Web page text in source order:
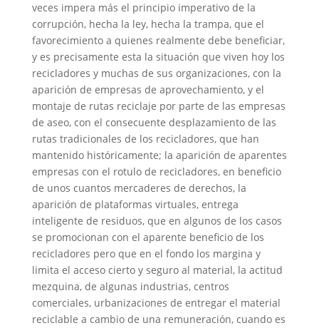
veces impera más el principio imperativo de la
corrupción, hecha la ley, hecha la trampa, que el
favorecimiento a quienes realmente debe beneficiar,
y es precisamente esta la situación que viven hoy los
recicladores y muchas de sus organizaciones, con la
aparición de empresas de aprovechamiento, y el
montaje de rutas reciclaje por parte de las empresas
de aseo, con el consecuente desplazamiento de las
rutas tradicionales de los recicladores, que han
mantenido históricamente; la aparición de aparentes
empresas con el rotulo de recicladores, en beneficio
de unos cuantos mercaderes de derechos, la
aparición de plataformas virtuales, entrega
inteligente de residuos, que en algunos de los casos
se promocionan con el aparente beneficio de los
recicladores pero que en el fondo los margina y
limita el acceso cierto y seguro al material, la actitud
mezquina, de algunas industrias, centros
comerciales, urbanizaciones de entregar el material
reciclable a cambio de una remuneración, cuando es